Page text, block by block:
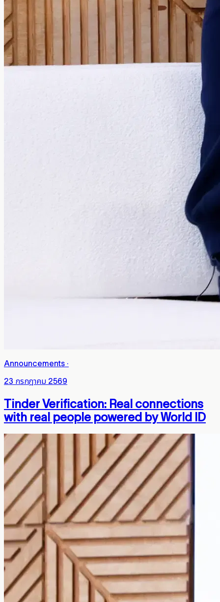
Announcements ·
23 กรกฎาคม 2569
Tinder Verification: Real connections
with real people powered by World ID